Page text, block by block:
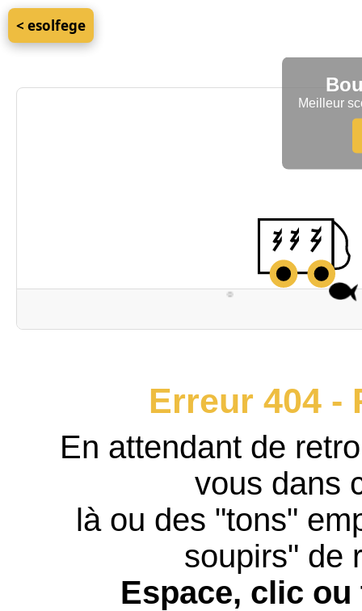
°
Erreur 404 -
En attendant de
vous dans
là ou des "tons"
soupirs" de
Espace, clic
Meilleur
< esolfege